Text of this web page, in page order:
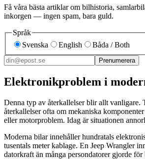
Få våra bästa artiklar om bilhistoria,
inkorgen — ingen spam, bara guld.
Språk
Svenska
English Båda / Both
Prenumerera
Elektronikproblem i
Denna typ av återkallelser blir allt vanligare.
återkallelser ofta om mekaniska
eller motorproblem. Idag är situationen
Moderna bilar innehåller hundratals
tusentals meter kablage. En Jeep Wrangler
datorkraft än många persondatorer gjorde för